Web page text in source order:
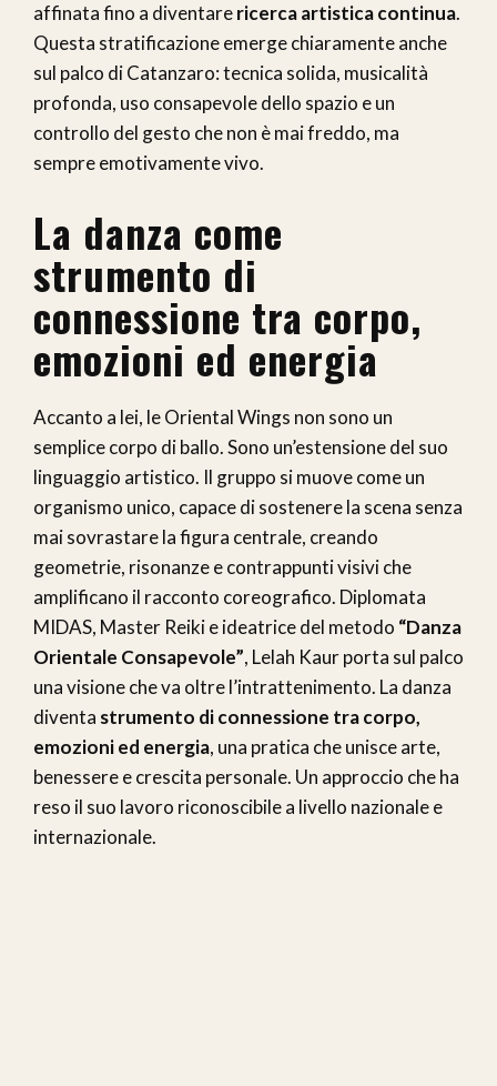
affinata fino a diventarericerca artistica continua.
Questa stratificazione emerge chiaramente anche
sul palco di Catanzaro: tecnica solida, musicalità
profonda, uso consapevole dello spazio e un
controllo del gesto che non è mai freddo, ma
sempre emotivamente vivo.
La danza come
strumento di
connessione tra corpo,
emozioni ed energia
Accanto a lei, le Oriental Wings non sono un
semplice corpo di ballo. Sono un’estensione del suo
linguaggio artistico. Il gruppo si muove come un
organismo unico, capace di sostenere la scena senza
mai sovrastare la figura centrale, creando
geometrie, risonanze e contrappunti visivi che
amplificano il racconto coreografico. Diplomata
MIDAS, Master Reiki e ideatrice del metodo “Danza
Orientale Consapevole”, Lelah Kaur porta sul palco
una visione che va oltre l’intrattenimento. La danza
diventa strumento di connessione tra corpo,
emozioni ed energia, una pratica che unisce arte,
benessere e crescita personale. Un approccio che ha
reso il suo lavoro riconoscibile a livello nazionale e
internazionale.